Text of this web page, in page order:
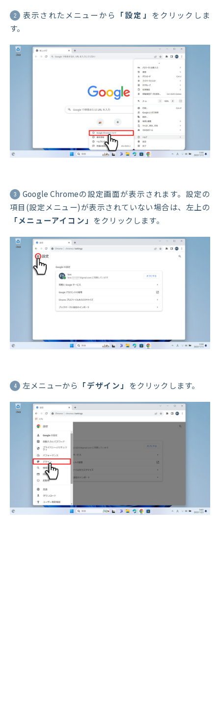
2 表示されたメニューから 「設定」
をクリックしま
す。
3
Google Chromeの設定画面が表示されます。設定の
項目(設定メニュー)が表示されていない場合は、左上の
「メニューアイコン」 をクリックします。
4 左メニューから 「デザイン」 をクリックします。